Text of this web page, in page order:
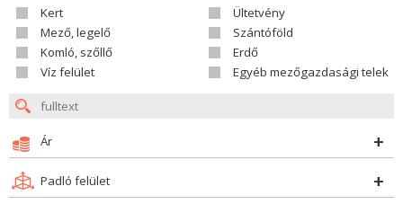
Kert
Ültetvény
Mező, legelő
Szántóföld
Komló, szőllő
Erdő
Víz felület
Egyéb mezőgazdasági telek
Ár
Padló felület